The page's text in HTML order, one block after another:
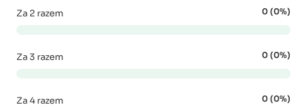
Za 2 razem 0 (0%)
Za 3 razem 0 (0%)
Za 4 razem 0 (0%)